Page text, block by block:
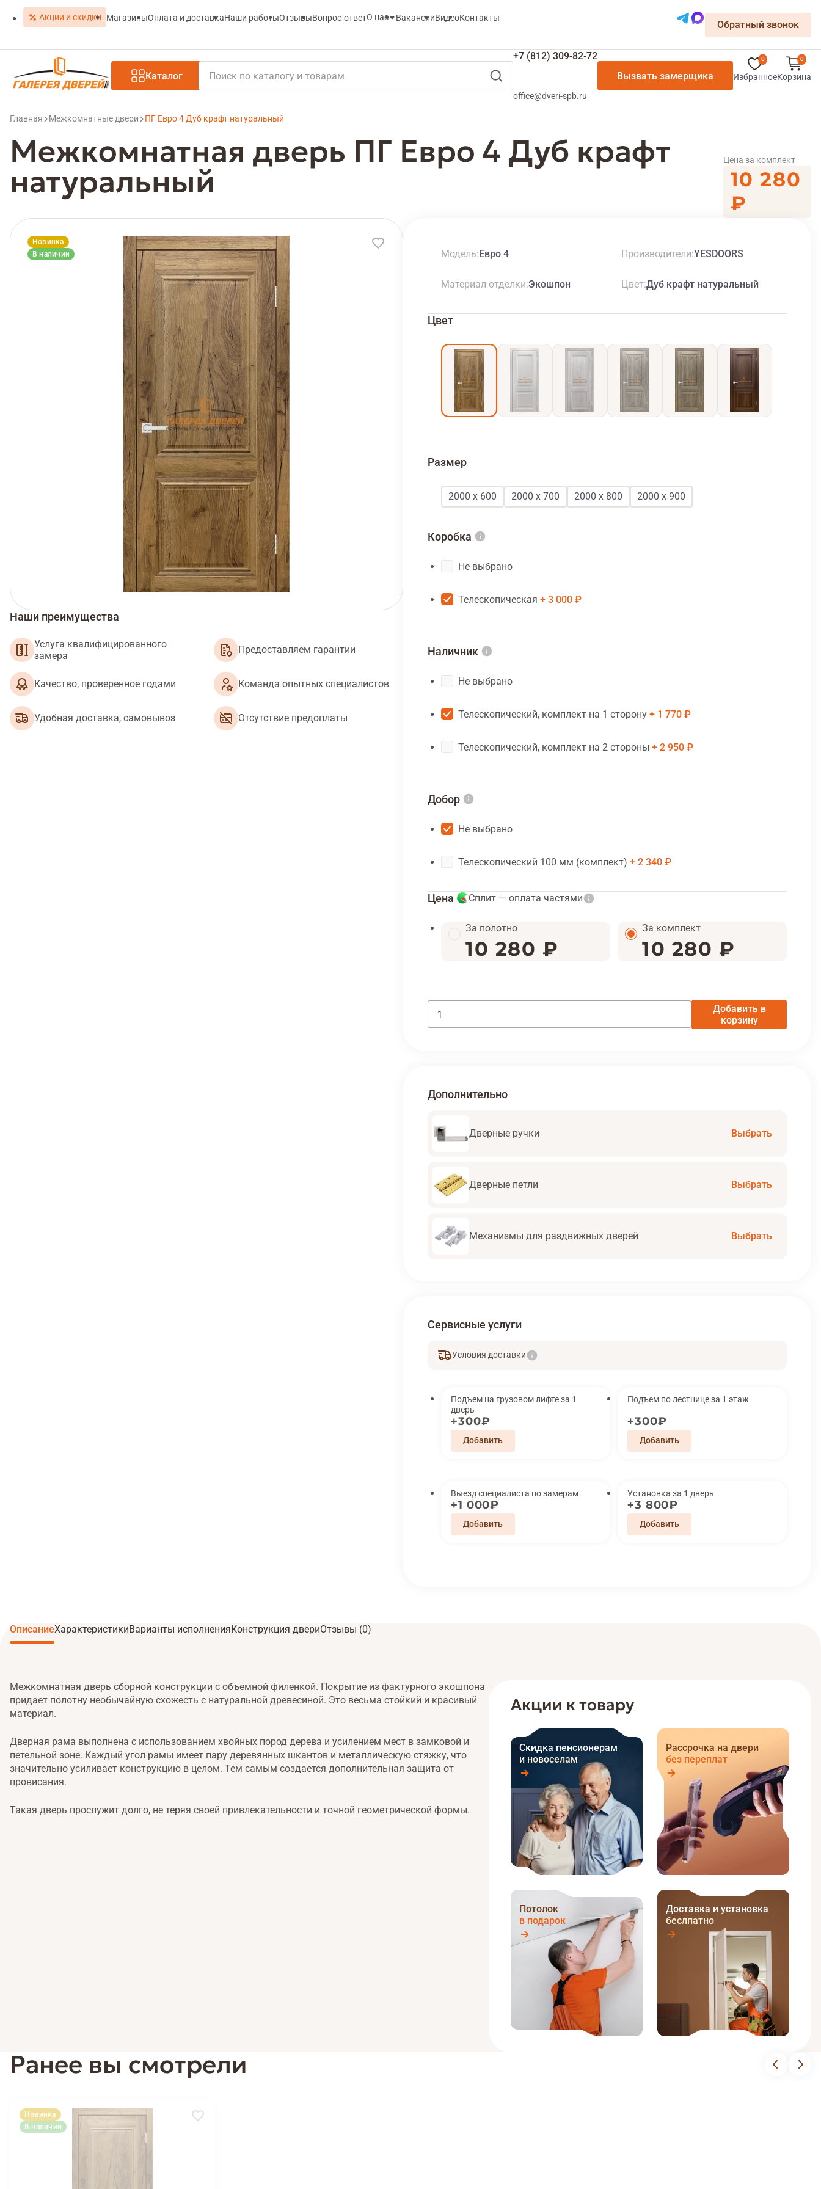
Акции и скидки МагазиныОплата и доставкаНаши работыОтзывыВопрос-ответО нас ВакансииВидеоКонтакты
Обратный звонок
Каталог
+7 (812) 309-82-72
office@dveri-spb.ru
Вызвать замерщика
0
Избранное
0
Корзина
Главная Межкомнатные двери ПГ Евро 4 Дуб крафт натуральный
Межкомнатная дверь ПГ Евро 4 Дуб крафт
натуральный
Цена за комплект
10 280
₽
Новинка
В наличии
Наши преимущества
Услуга квалифицированного
замера
Предоставляем гарантии
Качество, проверенное годами Команда опытных специалистов
Удобная доставка, самовывоз Отсутствие предоплаты
Модель Евро 4 Производители YESDOORS
Материал отделки Экошпон Цвет Дуб крафт натуральный
Цвет
Размер
2000 х 600 2000 х 700 2000 х 800 2000 х 900
Коробка
Не выбрано
Телескопическая 3 000 ₽
Наличник
Не выбрано
Телескопический, комплект на 1 сторону 1 770 ₽
Телескопический, комплект на 2 стороны 2 950 ₽
Добор
Не выбрано
Телескопический 100 мм (комплект) 2 340 ₽
Цена Сплит — оплата частями
За полотно
10 280 ₽
За комплект
10 280 ₽
Добавить в
корзину
Дополнительно
Дверные ручки Выбрать
Дверные петли Выбрать
Механизмы для раздвижных дверей Выбрать
Сервисные услуги
Условия доставки
Подъем на грузовом лифте за 1
дверь
300₽
Подъем по лестнице за 1 этаж
300₽
Выезд специалиста по замерам
1 000₽
Установка за 1 дверь
3 800₽
ОписаниеХарактеристикиВарианты исполненияКонструкция двериОтзывы (0)
Межкомнатная дверь сборной конструкции с объемной филенкой. Покрытие из фактурного экошпона
придает полотну необычайную схожесть с натуральной древесиной. Это весьма стойкий и красивый
материал.
Дверная рама выполнена с использованием хвойных пород дерева и усилением мест в замковой и
петельной зоне. Каждый угол рамы имеет пару деревянных шкантов и металлическую стяжку, что
значительно усиливает конструкцию в целом. Тем самым создается дополнительная защита от
провисания.
Такая дверь прослужит долго, не теряя своей привлекательности и точной геометрической формы.
Акции к товару
Скидка пенсионерам
и новоселам
Рассрочка на двери
без переплат
Потолок
в подарок
Доставка и установка
беслпатно
Ранее вы смотрели
Новинка
В наличии